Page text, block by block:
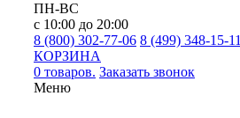
ПН-ВС
с 10:00 до 20:00
8 (800) 302-77-06 8 (499) 348-15-11
КОРЗИНА
0 товаров. Заказать звонок
Меню